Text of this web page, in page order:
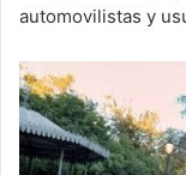
automovilistas y